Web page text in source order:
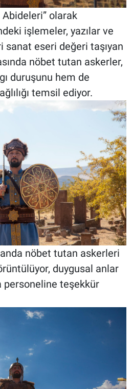
Abideleri” olarak
işlemeler, yazılar ve
eseri değeri taşıyan
nöbet tutan askerler,
duruşunu hem de
temsil ediyor.
nöbet tutan askerleri
duygusal anlar
personeline teşekkür